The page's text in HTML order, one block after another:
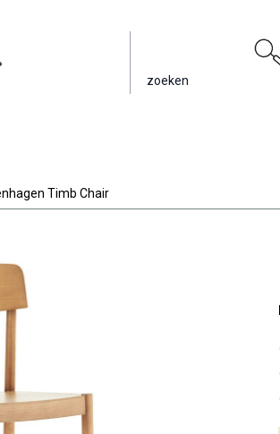
zoeken
Timb Chair